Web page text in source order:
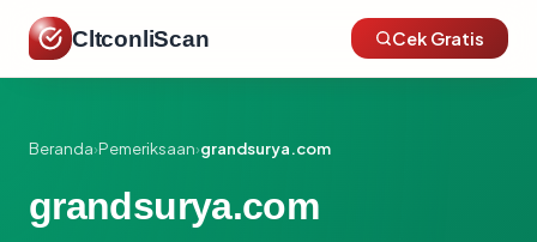
CltconliScan Cek Gratis
Beranda›Pemeriksaan›grandsurya.com
grandsurya.com